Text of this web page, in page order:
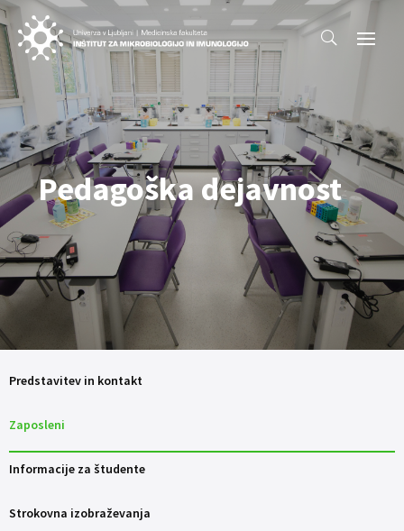
Pedagoška dejavnost
Predstavitev in kontakt
Zaposleni
Informacije za študente
Strokovna izobraževanja